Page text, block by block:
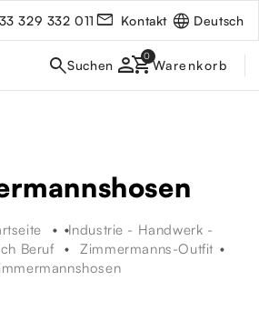
329 332 011 Kontakt Deutsch
person
Industrie - Handwerk -
Beruf
Zimmermanns-Outfit